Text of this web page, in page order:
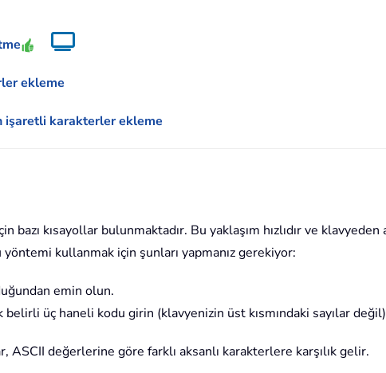
ekleme
işaretli karakterler ekleme
kısayollar bulunmaktadır. Bu yaklaşım hızlıdır ve
kullanmak için şunları yapmanız gerekiyor:
emin olun.
üç haneli kodu girin (klavyenizin üst kısmındaki sayılar
ASCII değerlerine göre farklı aksanlı karakterlere karşılık gelir.